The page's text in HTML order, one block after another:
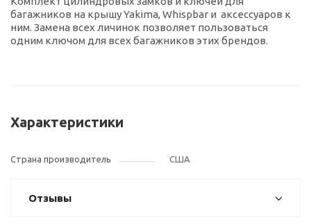
багажников на крышу Yakima, Whispbar и аксессуаров к
ним. Замена всех личинок позволяет пользоваться
одним ключом для всех багажников этих брендов.
Характеристики
Страна производитель США
Отзывы